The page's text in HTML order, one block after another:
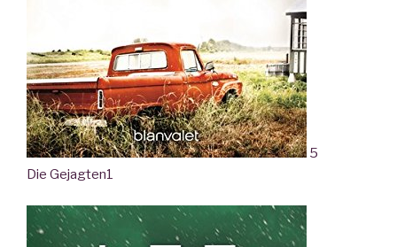
5
Die Gejagten1